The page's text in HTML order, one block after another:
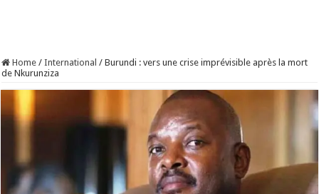
Home / International / Burundi : vers une crise imprévisible après la mort
de Nkurunziza